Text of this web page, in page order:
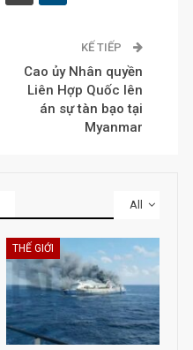
KẾ TIẾP
Cao ủy Nhân quyền
Liên Hợp Quốc lên
án sự tàn bạo tại
Myanmar
All
THẾ GIỚI